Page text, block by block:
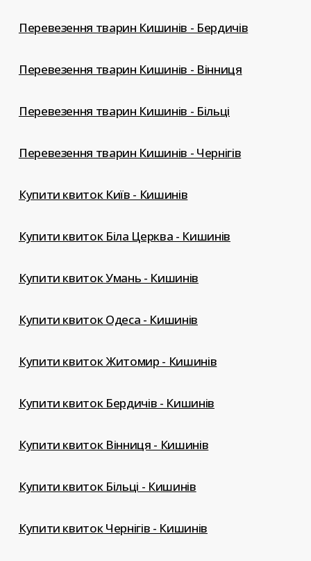
Перевезення тварин Кишинів - Бердичів
Перевезення тварин Кишинів - Вінниця
Перевезення тварин Кишинів - Більці
Перевезення тварин Кишинів - Чернігів
Купити квиток Київ - Кишинів
Купити квиток Біла Церква - Кишинів
Купити квиток Умань - Кишинів
Купити квиток Одеса - Кишинів
Купити квиток Житомир - Кишинів
Купити квиток Бердичів - Кишинів
Купити квиток Вінниця - Кишинів
Купити квиток Більці - Кишинів
Купити квиток Чернігів - Кишинів